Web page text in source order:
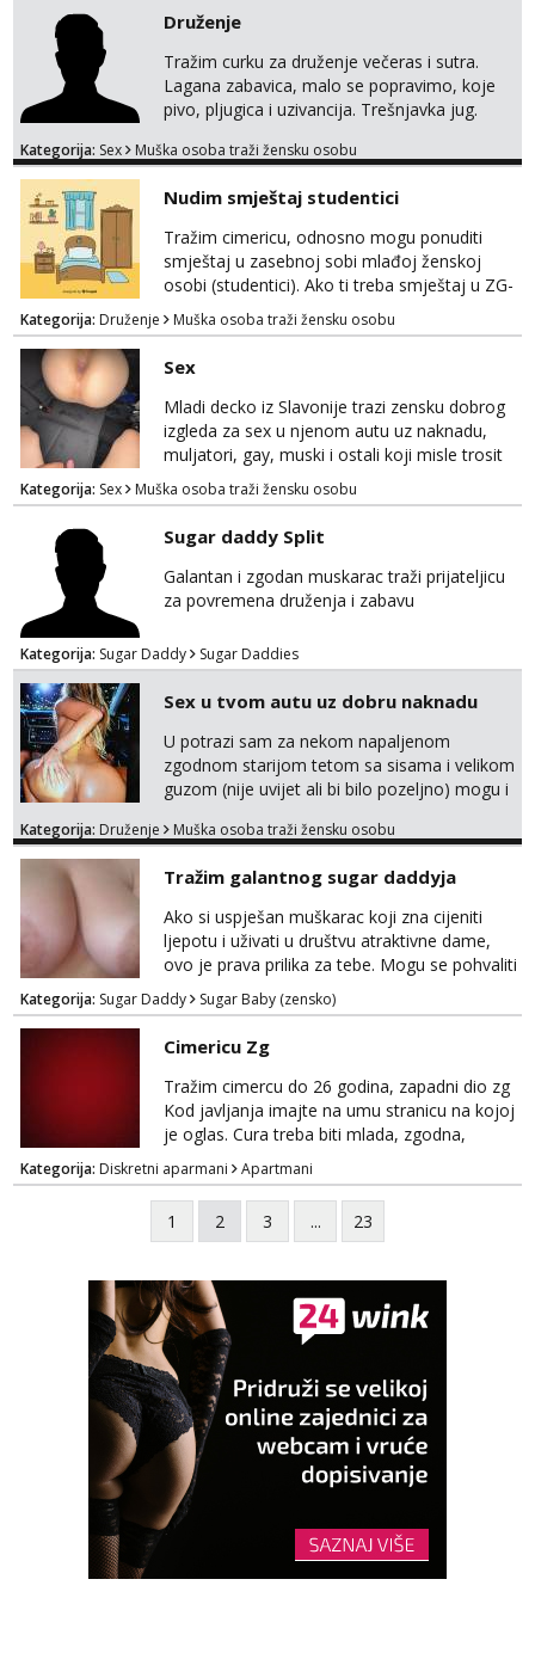
Druženje
Tražim curku za druženje večeras i sutra.
Lagana zabavica, malo se popravimo, koje
pivo, pljugica i uzivancija. Trešnjavka jug.
thing of the past We're jammin' And I hope
Kategorija: Sex Muška osoba traži žensku osobu
Nudim smještaj studentici
Tražim cimericu, odnosno mogu ponuditi
smještaj u zasebnoj sobi mlađoj ženskoj
osobi (studentici). Ako ti treba smještaj u ZG-
u, a ne želiš plaćati sobu i tako malo uštedjeti,
javi se na mail.
Kategorija: Druženje Muška osoba traži žensku osobu
Sex
Mladi decko iz Slavonije trazi zensku dobrog
izgleda za sex u njenom autu uz naknadu,
muljatori, gay, muski i ostali koji misle trosit
vrijeme na pisanje mogu zaobic oglas, ako si
slavonije i zainteresirana da te punim negdje
u mraku u tvom autu javi se na whatsapp
porukom 098 199 1895.
Kategorija: Sex Muška osoba traži žensku osobu
Sugar daddy Split
Galantan i zgodan muskarac traži prijateljicu
za povremena druženja i zabavu
Kategorija: Sugar Daddy Sugar Daddies
Sex u tvom autu uz dobru naknadu
U potrazi sam za nekom napaljenom
zgodnom starijom tetom sa sisama i velikom
guzom (nije uvijet ali bi bilo pozeljno) mogu i
dobra zabava uz naknadu, trazim neku koja
negdje u mrak, prije seksa dobijes odmah na
ruke, molim samo ozbiljne da se javljaju one
koje se pale na seks po mracnim parkinzima,
sumarcima itd be...
Kategorija: Druženje Muška osoba traži žensku osobu
Tražim galantnog sugar daddyja
Ako si uspješan muškarac koji zna cijeniti
ljepotu i uživati u društvu atraktivne dame,
ovo je prava prilika za tebe. Mogu se pohvaliti
prekrasnim licem, dugom, njegovanom
kosom i fit figurom. Moje grudi su broj 4,a
guza je, bez lažne skromnosti, prava top
forma. Diskretno i opušteno druženje je moj
stil, bez dugačkih dopisivanja, putovanja ili
javnih pojavljivanja. Što nudim: - atraktivno i
ugo...
Kategorija: Sugar Daddy Sugar Baby (zensko)
Cimericu Zg
Tražim cimercu do 26 godina, zapadni dio zg
Kod javljanja imajte na umu stranicu na kojoj
je oglas. Cura treba biti mlada, zgodna,
uredna, bez poroka.
Kategorija: Diskretni aparmani Apartmani
1 2 3 ... 23